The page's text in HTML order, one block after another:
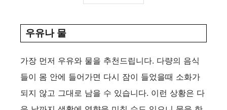
우유나 물
가장 먼저 우유와 물을 추천드립니다. 다량의 음식
들이 몸 안에 들어가면 다시 잠이 들었을때 소화가
되지 않고 그대로 남을 수 있습니다. 이런 상황은 다